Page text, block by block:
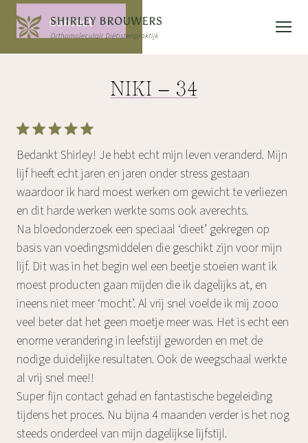
Contact
NIKI – 34
Bedankt Shirley! Je hebt echt mijn leven veranderd. Mijn
lijf heeft echt jaren en jaren onder stress gestaan
waardoor ik hard moest werken om gewicht te verliezen
en dit harde werken werkte soms ook averechts.
Na bloedonderzoek een speciaal ‘dieet’ gekregen op
basis van voedingsmiddelen die geschikt zijn voor mijn
lijf. Dit was in het begin wel een beetje stoeien want ik
moest producten gaan mijden die ik dagelijks at, en
ineens niet meer ‘mocht’. Al vrij snel voelde ik mij zooo
veel beter dat het geen moetje meer was. Het is echt een
enorme verandering in leefstijl geworden en met de
nodige duidelijke resultaten. Ook de weegschaal werkte
al vrij snel mee!!
Super fijn contact gehad en fantastische begeleiding
tijdens het proces. Nu bijna 4 maanden verder is het nog
steeds onderdeel van mijn dagelijkse lijfstijl.